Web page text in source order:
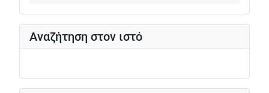
Αναζήτηση στον ιστό